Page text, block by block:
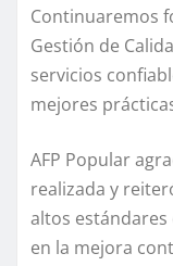
Continuaremos
Gestión de
servicios
mejores
AFP Popular
realizada y
altos
en la mejora